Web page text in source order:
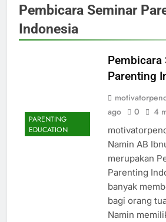
Pembicara Seminar
Indonesia
PARENTING
EDUCATION
Pembicara
Parenting
ago
0 4
Namin AB
merupakan
Parenting
banyak
bagi orang
Namin